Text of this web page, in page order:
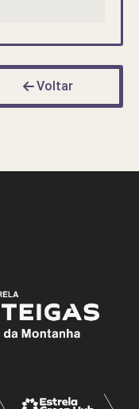
Voltar